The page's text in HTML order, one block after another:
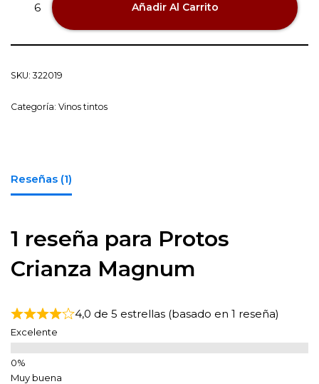
Añadir Al Carrito
SKU: 322019
Categoría: Vinos tintos
Reseñas (1)
1 reseña para Protos
Crianza Magnum
4,0 de 5 estrellas (basado en 1 reseña)
Excelente
Muy buena